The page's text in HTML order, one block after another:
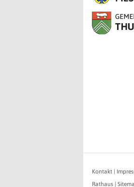
Kontakt
Rathaus